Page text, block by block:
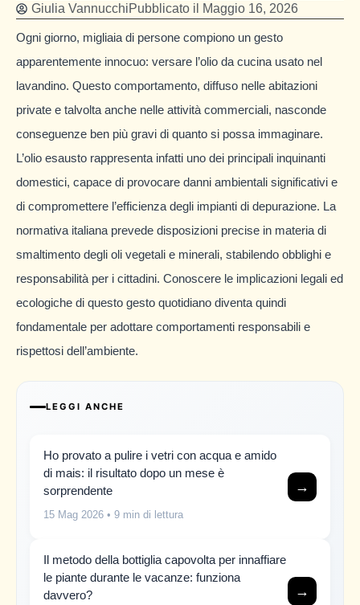
Giulia VannucchiPubblicato il Maggio 16, 2026
Ogni giorno, migliaia di persone compiono un gesto
apparentemente innocuo: versare l’olio da cucina usato nel
lavandino. Questo comportamento, diffuso nelle abitazioni
private e talvolta anche nelle attività commerciali, nasconde
conseguenze ben più gravi di quanto si possa immaginare.
L’olio esausto rappresenta infatti uno dei principali inquinanti
domestici, capace di provocare danni ambientali significativi e
di compromettere l’efficienza degli impianti di depurazione. La
normativa italiana prevede disposizioni precise in materia di
smaltimento degli oli vegetali e minerali, stabilendo obblighi e
responsabilità per i cittadini. Conoscere le implicazioni legali ed
ecologiche di questo gesto quotidiano diventa quindi
fondamentale per adottare comportamenti responsabili e
rispettosi dell’ambiente.
LEGGI ANCHE
Ho provato a pulire i vetri con acqua e amido
di mais: il risultato dopo un mese è
sorprendente
15 Mag 2026 • 9 min di lettura
→
Il metodo della bottiglia capovolta per innaffiare
le piante durante le vacanze: funziona
davvero?
→